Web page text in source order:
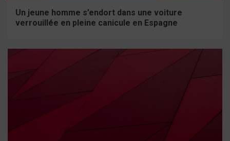
Un jeune homme s’endort dans une voiture
verrouillée en pleine canicule en Espagne